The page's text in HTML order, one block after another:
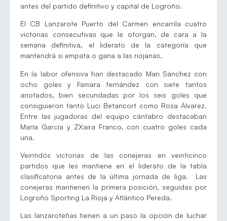
antes del partido definitivo y capital de Logroño.
El CB Lanzarote Puerto del Carmen encarrila cuatro
victorias consecutivas que le otorgan, de cara a la
semana definitiva, el liderato de la categoría que
mantendrá si empata o gana a las riojanas.
En la labor ofensiva han destacado Mari Sánchez con
ocho goles y Famara fernández con siete tantos
anotados, bien secundadas por los seis goles que
consiguieron tanto Luci Betancort como Rosa Álvarez.
Entre las jugadoras del equipo cántabro destacaban
María García y ZXaira Franco, con cuatro goles cada
una.
Veintidós victorias de las conejeras en veinticinco
partidos que les mantiene en el liderato de la tabla
clasificatoria antes de la última jornada de liga. Las
conejeras mantienen la primera posición, seguidas por
Logroño Sporting La Rioja y Atlántico Pereda.
Las lanzaroteñas tienen a un paso la opción de luchar